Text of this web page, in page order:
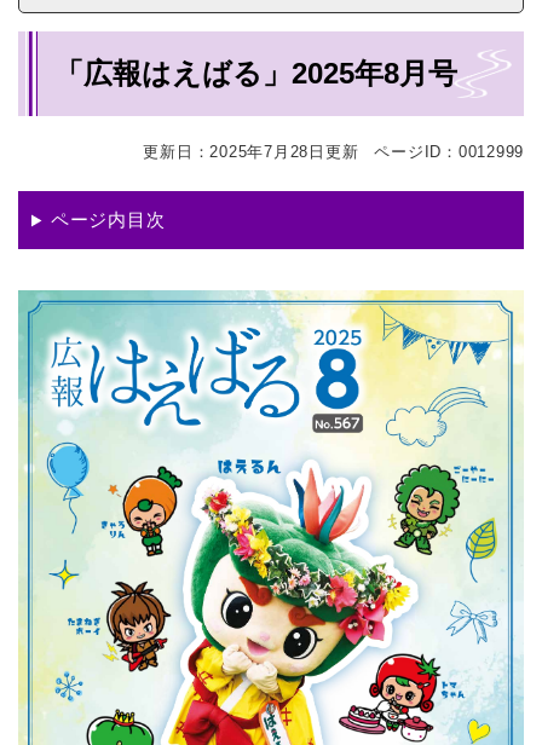
「広報はえばる」2025年8月号
更新日：2025年7月28日更新 ページID：0012999
ページ内目次